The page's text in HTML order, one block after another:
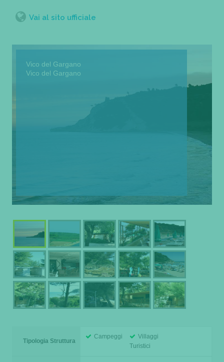
Vai al sito ufficiale
Vico del Gargano
Vico del Gargano
Tipologia Struttura
Campeggi
Villaggi
Turistici